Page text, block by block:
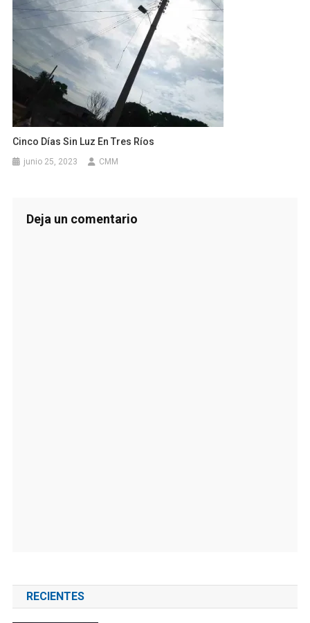
Cinco Días Sin Luz En Tres Ríos
junio 25, 2023 CMM
Deja un comentario
RECIENTES